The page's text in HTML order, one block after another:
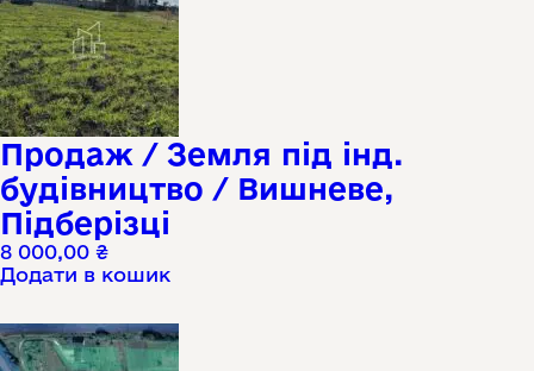
Продаж / Земля під інд.
будівництво / Вишневе,
Підберізці
8 000,00 ₴
Додати в кошик